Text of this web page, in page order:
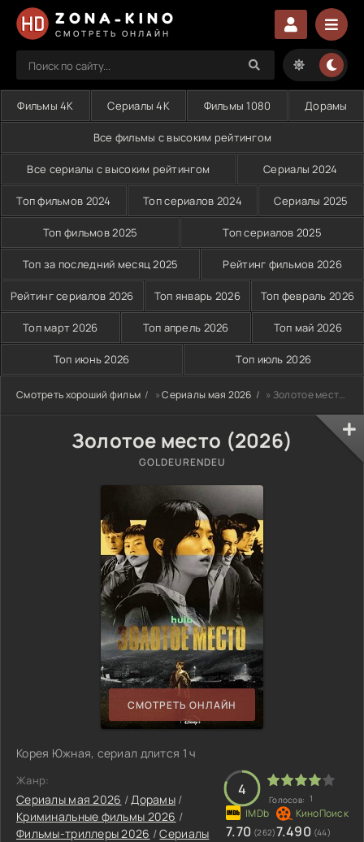
ZONA-KINO
СМОТРЕТЬ ОНЛАЙН
Фильмы 4K Сериалы 4K Фильмы 1080 Дорамы
Все фильмы с высоким рейтингом
Все сериалы с высоким рейтингом Сериалы 2024
Топ фильмов 2024 Топ сериалов 2024 Сериалы 2025
Топ фильмов 2025 Топ сериалов 2025
Топ за последний месяц 2025 Рейтинг фильмов 2026
Рейтинг сериалов 2026 Топ январь 2026 Топ февраль 2026
Топ март 2026 Топ апрель 2026 Топ май 2026
Топ июнь 2026 Топ июль 2026
Смотреть хороший фильм »Сериалы мая 2026 » Золотое место (2026)
Золотое место (2026)
GOLDEURENDEU
СМОТРЕТЬ ОНЛАЙН
Корея Южная, сериал длится 1 ч
Жанр:
Сериалы мая 2026 /Дорамы /
Криминальные фильмы 2026 /
Фильмы-триллеры 2026 /Сериалы
4
Голосов: 1
7.70 (262)7.490 (44)